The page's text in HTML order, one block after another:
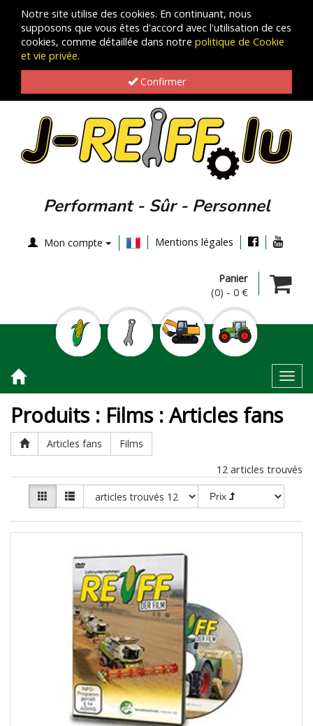
Notre site utilise des cookies. En continuant, nous
supposons que vous êtes d'accord avec l'utilisation de ces
cookies, comme détaillée dans notre politique de Cookie
et vie privée.
Confirmer
Performant - Sûr - Personnel
Mon compte Mentions légales
Panier
(0) - 0 €
Produits : Films : Articles fans
Articles fans
Films
12 articles trouvés